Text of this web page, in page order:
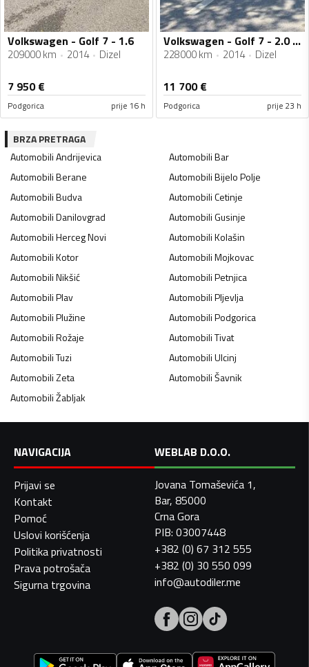
Volkswagen - Golf 7 - 1.6
209000 km 2014 Dizel
7 950€
Podgorica prije 16 h
Volkswagen - Golf 7 - 2.0 tdi
228000 km 2014 Dizel
11 700€
Podgorica prije 23 h
BRZA PRETRAGA
AutomobiliAndrijevica AutomobiliBar
AutomobiliBerane AutomobiliBijelo Polje
AutomobiliBudva AutomobiliCetinje
AutomobiliDanilovgrad AutomobiliGusinje
AutomobiliHerceg Novi AutomobiliKolašin
AutomobiliKotor AutomobiliMojkovac
AutomobiliNikšić AutomobiliPetnjica
AutomobiliPlav AutomobiliPljevlja
AutomobiliPlužine AutomobiliPodgorica
AutomobiliRožaje AutomobiliTivat
AutomobiliTuzi AutomobiliUlcinj
AutomobiliZeta AutomobiliŠavnik
AutomobiliŽabljak
NAVIGACIJA
Prijavi se
Kontakt
Pomoć
Uslovi korišćenja
Politika privatnosti
Prava potrošača
Sigurna trgovina
WEBLAB D.O.O.
Jovana Tomaševića 1,
Bar, 85000
Crna Gora
PIB: 03007448
+382 (0) 67 312 555
+382 (0) 30 550 099
info@autodiler.me